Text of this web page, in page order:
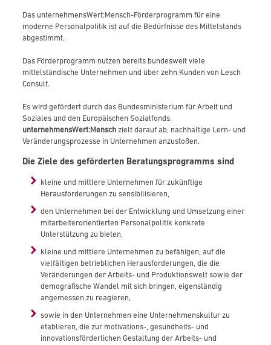
Das unternehmensWert:Mensch-Förderprogramm für eine
moderne Personalpolitik ist auf die Bedürfnisse des Mittelstands
abgestimmt.
Das Förderprogramm nutzen bereits bundesweit viele
mittelständische Unternehmen und über zehn Kunden von Lesch
Consult.
Es wird gefördert durch das Bundesministerium für Arbeit und
Soziales und den Europäischen Sozialfonds.
unternehmensWert:Menschzielt darauf ab, nachhaltige Lern- und
Veränderungsprozesse in Unternehmen anzustoßen.
Die Ziele des geförderten Beratungsprogramms sind
kleine und mittlere Unternehmen für zukünftige
Herausforderungen zu sensibilisieren,
den Unternehmen bei der Entwicklung und Umsetzung einer
mitarbeiterorientierten Personalpolitik konkrete
Unterstützung zu bieten,
kleine und mittlere Unternehmen zu befähigen, auf die
vielfältigen betrieblichen Herausforderungen, die die
Veränderungen der Arbeits- und Produktionswelt sowie der
demografische Wandel mit sich bringen, eigenständig
angemessen zu reagieren,
sowie in den Unternehmen eine Unternehmenskultur zu
etablieren, die zur motivations-, gesundheits- und
innovationsförderlichen Gestaltung der Arbeits- und